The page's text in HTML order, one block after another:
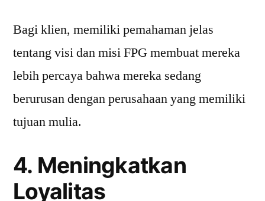
Bagi klien, memiliki pemahaman jelas
tentang visi dan misi FPG membuat mereka
lebih percaya bahwa mereka sedang
berurusan dengan perusahaan yang memiliki
tujuan mulia.
4. Meningkatkan
Loyalitas